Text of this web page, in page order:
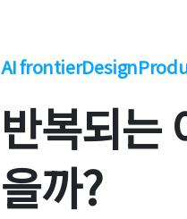
AI frontierDesign
반복되는
을까?